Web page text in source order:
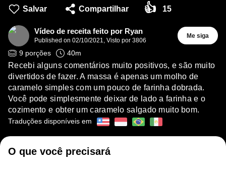
Salvar Compartilhar 👍 15
Vídeo de receita feito por Ryan
Published on 02/10/2021 Visto por 3806
Me siga
9 porções 40m
Recebi alguns comentários muito positivos, e são muito
divertidos de fazer. A massa é apenas um molho de
caramelo simples com um pouco de farinha dobrada.
Você pode simplesmente deixar de lado a farinha e o
cozimento e obter um caramelo salgado muito bom.
Traduções disponíveis em
O que você precisará